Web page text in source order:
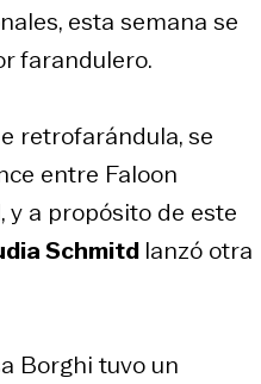
esta semana se
farandulero.
retrofarándula, se
entre Faloon
y a propósito de este
Schmitd lanzó otra
Borghi tuvo un